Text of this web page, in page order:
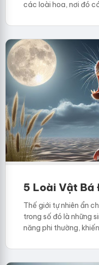
các loài hoa, nơi đó
5 Loài Vật Bá
Thế giới tự nhiên ẩn
trong số đó là những
năng phi thường,